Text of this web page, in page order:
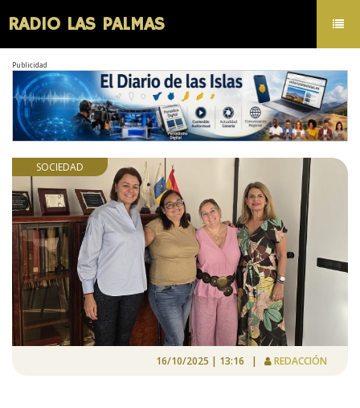
RADIO LAS PALMAS
Publicidad
SOCIEDAD
16/10/2025 | 13:16 | REDACCIÓN